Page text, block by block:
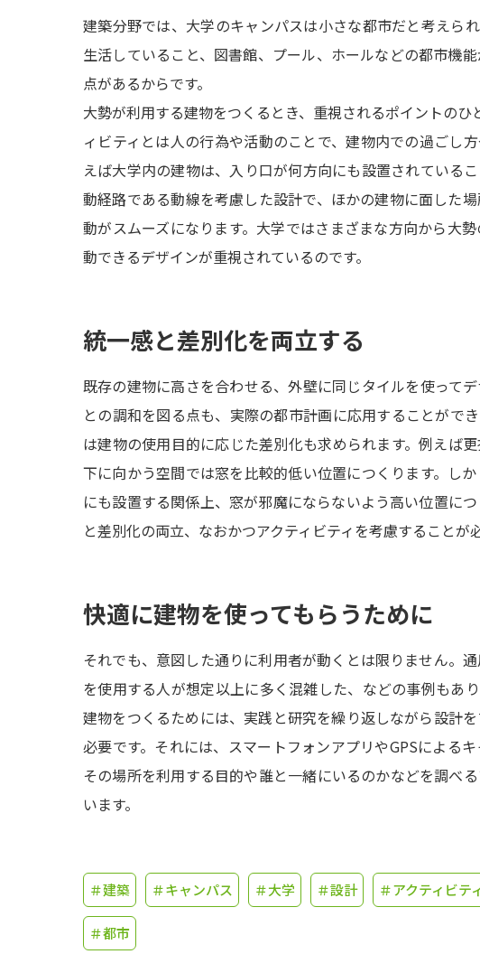
建築分野では、大学のキャンパスは小さな都市だと考えら
生活していること、図書館、プール、ホールなどの都市機
点があるからです。
大勢が利用する建物をつくるとき、重視されるポイントのひ
ィビティとは人の行為や活動のことで、建物内での過ごし
えば大学内の建物は、入り口が何方向にも設置されている
動経路である動線を考慮した設計で、ほかの建物に面した
動がスムーズになります。大学ではさまざまな方向から大
動できるデザインが重視されているのです。
統一感と差別化を両立する
既存の建物に高さを合わせる、外壁に同じタイルを使って
との調和を図る点も、実際の都市計画に応用することがで
は建物の使用目的に応じた差別化も求められます。例えば
下に向かう空間では窓を比較的低い位置につくります。し
にも設置する関係上、窓が邪魔にならないよう高い位置に
と差別化の両立、なおかつアクティビティを考慮することが
快適に建物を使ってもらうために
それでも、意図した通りに利用者が動くとは限りません。
を使用する人が想定以上に多く混雑した、などの事例もあ
建物をつくるためには、実践と研究を繰り返しながら設計
必要です。それには、スマートフォンアプリやGPSによる
その場所を利用する目的や誰と一緒にいるのかなどを調べ
います。
＃建築 ＃キャンパス ＃大学 ＃設計 ＃アクティビテ
＃都市